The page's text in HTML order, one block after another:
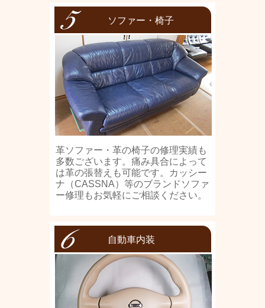
ソファー・椅子
革ソファー・革の椅子の修理実績も
多数ございます。痛み具合によって
は革の張替えも可能です。カッシー
ナ（CASSNA）等のブランドソファ
ー修理もお気軽にご相談ください。
自動車内装